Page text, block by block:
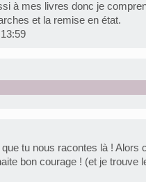
à mes livres donc je
et la remise en état.
tu nous racontes là ! Alors
bon courage ! (et je trouve